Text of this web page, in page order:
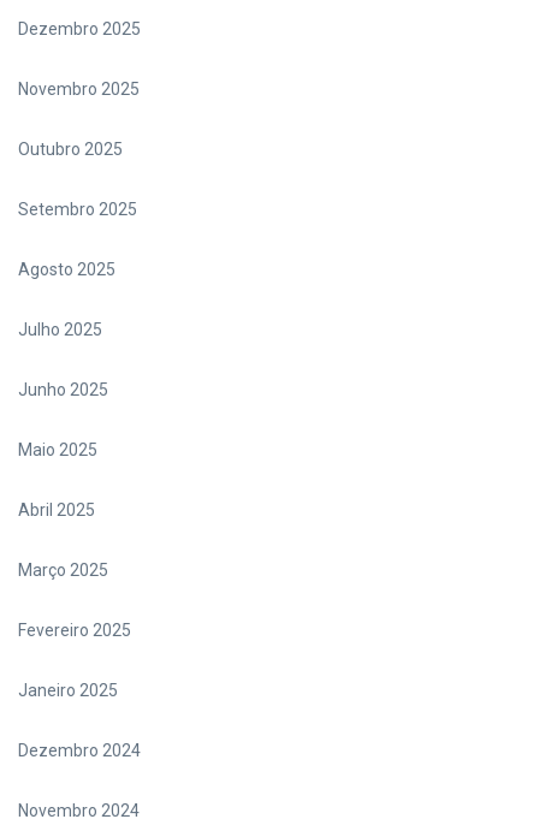
Dezembro 2025
Novembro 2025
Outubro 2025
Setembro 2025
Agosto 2025
Julho 2025
Junho 2025
Maio 2025
Abril 2025
Março 2025
Fevereiro 2025
Janeiro 2025
Dezembro 2024
Novembro 2024